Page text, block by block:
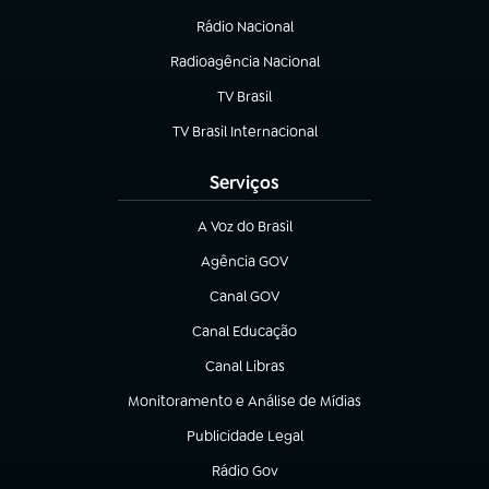
Rádio Nacional
(abre em nova aba)
Radioagência Nacional
(abre em nova aba)
TV Brasil
(abre em nova aba)
TV Brasil Internacional
(abre em nova aba)
Serviços
A Voz do Brasil
(abre em nova aba)
Agência GOV
(abre em nova aba)
Canal GOV
(abre em nova aba)
Canal Educação
(abre em nova aba)
Canal Libras
(abre em nova aba)
Monitoramento e Análise de Mídias
(abre em nova aba)
Publicidade Legal
(abre em nova aba)
Rádio Gov
(abre em nova aba)